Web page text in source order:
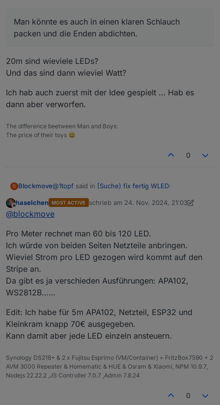
Ich hab mir letztes Jahr das hier gekauft:
https://www.amazon.de/dp/B09YNKXK3H?
ref=ppx_yo2ov_dt_b_fed_asin_title
Bedienen tu ich es der Einfachheit halber mit
Fernbedienung od. App. In ioBroker habe ich es mit dem
TUYA-Adapter gebracht, schalte es damit aber nur AN
Man könnte es auch in einen klaren Schlauch packen
und die Enden abdichten. Der Controller muß natürlich
Man könnte es auch in einen klaren Schlauch
packen und die Enden abdichten.
20m sind wieviele LEDs?
Und das sind dann wieviel Watt?
Ich hab auch zuerst mit der Idee gespielt … Hab es
dann aber verworfen.
The difference beetween Man and Boys:
The price of their toys 😀
0
B Blockmove@1topf said in [Suche) fix fertig WLED:
20m sind wieviele LEDs?
Und das sind dann wieviel Watt?
Ich hab auch zuerst mit der Idee gespielt … Hab es
dann aber verworfen.
Offline
haselchen MOST ACTIVE schrieb am 24. Nov. 2024, 21:03
zuletzt editiert von haselchen
@blockmove
Pro Meter rechnet man 60 bis 120 LED.
Ich würde von beiden Seiten Netzteile anbringen.
Wieviel Strom pro LED gezogen wird kommt auf den
Stripe an.
Da gibt es ja verschieden Ausführungen: APA102,
WS2812B……
Edit: Ich habe für 5m APA102, Netzteil, ESP32 und
Kleinkram knapp 70€ ausgegeben.
Kann damit aber jede LED einzeln ansteuern.
Synology DS218+ & 2 x Fujitsu Esprimo (VM/Container) + FritzBox7590 + 2
AVM 3000 Repeater & Homematic & HUE & Osram & Xiaomi, NPM 10.9.7,
Nodejs 22.22.2 ,JS Controller 7.0.7 ,Admin 7.8.24
0